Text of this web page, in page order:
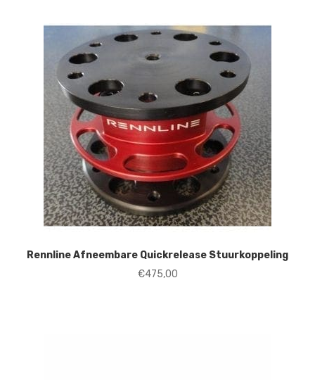
Rennline Afneembare Quickrelease Stuurkoppeling
€475,00